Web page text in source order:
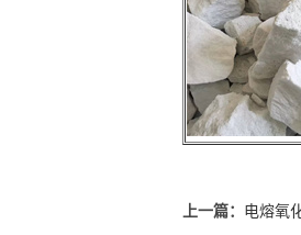
上一篇： 电熔氧